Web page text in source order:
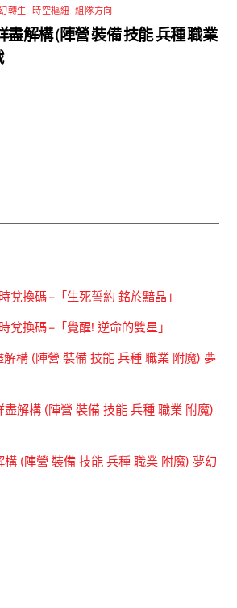
轉生 時空樞紐 ,組隊方向
盡解構 (陣營 裝備 技能 兵種 職業
兌換碼 –「生死誓約 銘於黯晶」
兌換碼 –「覺醒! 逆命的雙星」
構 (陣營 裝備 技能 兵種 職業 附魔) 夢
盡解構 (陣營 裝備 技能 兵種 職業 附魔)
構 (陣營 裝備 技能 兵種 職業 附魔) 夢幻